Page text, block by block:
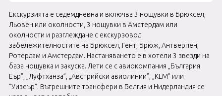
Екскурзията е седемдневна и включва 3 нощувки в Брюксел,
Льовен или околности, 3 нощувки в Амстердам или
околности и разглеждане с екскурзовод
забележителностите на Брюксел, Гент, Брюж, Антверпен,
Ротердам и Амстердам. Настаняването е в хотели 3 звезди на
база нощувка и закуска. Лети се с авиокомпания „България
Еър”, „Луфтханза”, „Австрийски авиолинии”, „КLM” или
"Уизеър". Вътрешните трансфери в Белгия и Нидерландия се